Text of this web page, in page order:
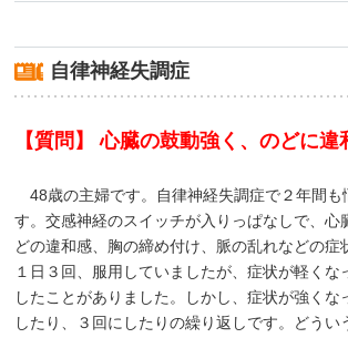
自律神経失調症
【質問】 心臓の鼓動強く、のどに違
48歳の主婦です。自律神経失調症で２年間も
す。交感神経のスイッチが入りっぱなしで、心
どの違和感、胸の締め付け、脈の乱れなどの症
１日３回、服用していましたが、症状が軽くな
したことがありました。しかし、症状が強くな
したり、３回にしたりの繰り返しです。どうい